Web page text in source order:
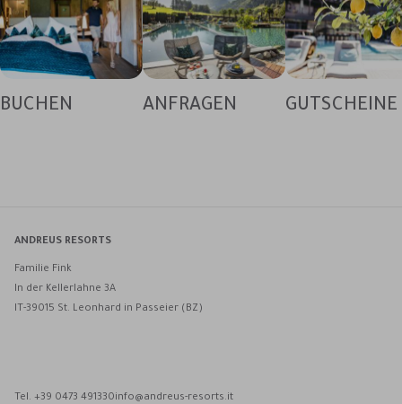
BUCHEN ANFRAGEN GUTSCHEINE
ANDREUS RESORTS
Familie Fink
In der Kellerlahne 3A
IT-39015 St. Leonhard in Passeier (BZ)
Tel. +39 0473 491330info@andreus-resorts.it